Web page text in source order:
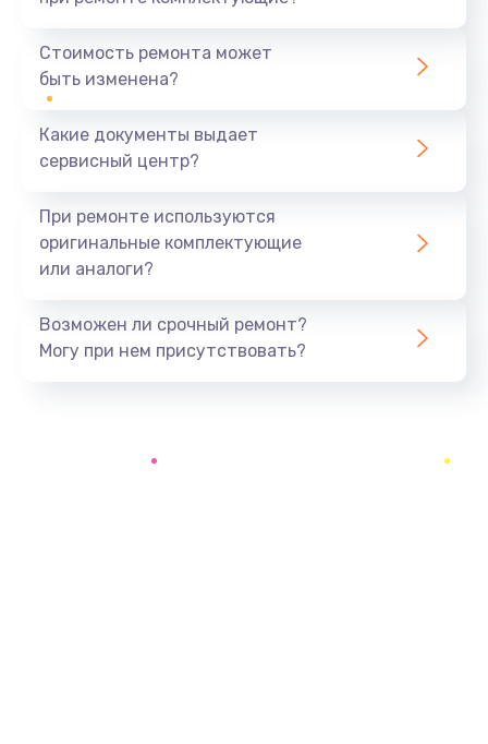
700 руб.
Ремонт разъема
Замена фейдеров
Заказать
Стоимость ремонта может
быть изменена?
Какие документы выдает
сервисный центр?
При ремонте используются
оригинальные комплектующие
или аналоги?
Возможен ли срочный ремонт?
Могу при нем присутствовать?